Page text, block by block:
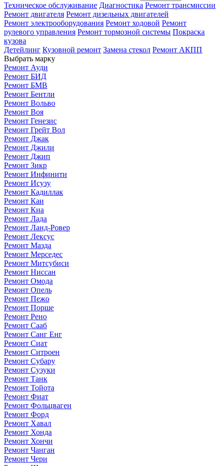
Техническое обслуживание Диагностика Ремонт трансмиссии
Ремонт двигателя Ремонт дизельных двигателей
Ремонт электрооборудования Ремонт ходовой Ремонт
рулевого управления Ремонт тормозной системы Покраска
кузова
Детейлинг Кузовной ремонт Замена стекол Ремонт АКПП
Выбрать марку
Ремонт Ауди
Ремонт БИД
Ремонт БМВ
Ремонт Бентли
Ремонт Вольво
Ремонт Воя
Ремонт Генезис
Ремонт Грейт Вол
Ремонт Джак
Ремонт Джили
Ремонт Джип
Ремонт Зикр
Ремонт Инфинити
Ремонт Исузу
Ремонт Кадиллак
Ремонт Каи
Ремонт Киа
Ремонт Лада
Ремонт Ланд-Ровер
Ремонт Лексус
Ремонт Мазда
Ремонт Мерседес
Ремонт Митсубиси
Ремонт Ниссан
Ремонт Омода
Ремонт Опель
Ремонт Пежо
Ремонт Порше
Ремонт Рено
Ремонт Сааб
Ремонт Санг Енг
Ремонт Сиат
Ремонт Ситроен
Ремонт Субару
Ремонт Сузуки
Ремонт Танк
Ремонт Тойота
Ремонт Фиат
Ремонт Фольцваген
Ремонт Форд
Ремонт Хавал
Ремонт Хонда
Ремонт Хончи
Ремонт Чанган
Ремонт Чери